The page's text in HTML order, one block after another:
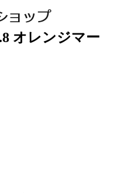
オレンジマー